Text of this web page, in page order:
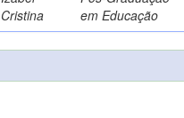
Cristina
em Educação